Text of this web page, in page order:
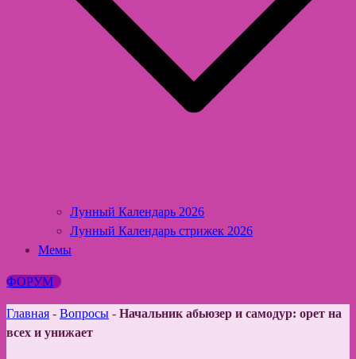
Лунный Календарь 2026
Лунный Календарь стрижек 2026
Мемы
ФОРУМ
Главная - Вопросы - Начальник абьюзер и самодур: орет на
всех и унижает